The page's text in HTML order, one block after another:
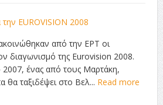
από την ΕΡΤ οι
διαγωνισμό της Eurovision 2008.
ένας από τους Μαρτάκη,
θα ταξιδέψει στο Βελ... Read more